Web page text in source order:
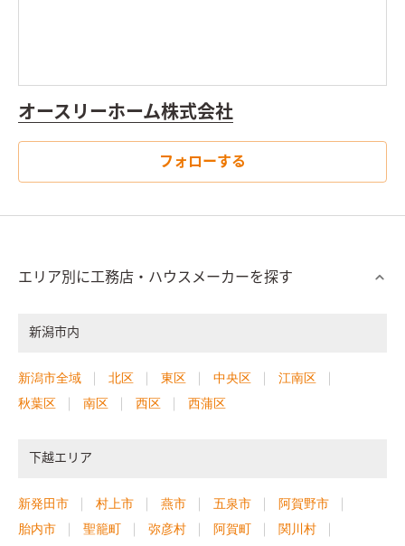
オースリーホーム株式会社
フォローする
エリア別に工務店・ハウスメーカーを探す
新潟市内
新潟市全域 北区 東区 中央区
江南区
秋葉区
南区 西区 西蒲区
下越エリア
新発田市 村上市 燕市 五泉市
阿賀野市
胎内市
聖籠町 弥彦村 阿賀町
関川村